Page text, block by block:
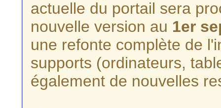
actuelle du portail sera
nouvelle version au 1er
une refonte complète de
supports (ordinateurs,
également de nouvelles